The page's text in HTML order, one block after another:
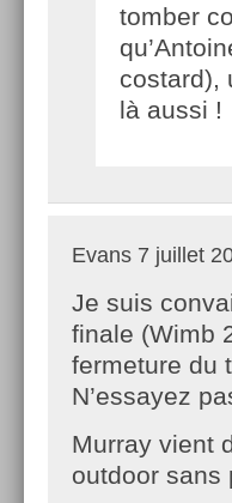
tomber
costard),
là aussi !
Evans 7 juillet
Je suis
finale (Wimb
fermeture du
N’essayez
Murray vient
outdoor sans